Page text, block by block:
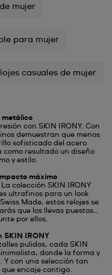
mujer
para mujer
casuales de mujer
metálico
con SKIN IRONY. Con
demuestran que menos
sofisticado del acero
resultado un diseño
y estilo.
máximo
colección SKIN IRONY
ultrafinos para un look
Made, estos relojes se
que los llevas puestos…
por ellos.
SKIN IRONY
pulidos, cada SKIN
donde la forma y
Y con una selección tan
encaje contigo.